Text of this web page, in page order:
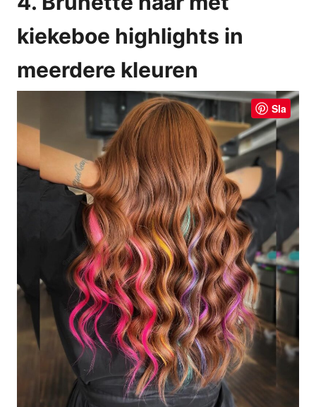
kiekeboe highlights in
meerdere kleuren
Sla